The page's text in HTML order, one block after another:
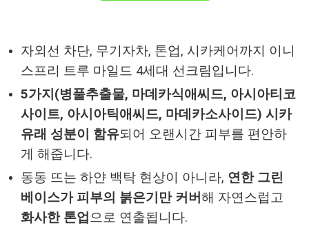
자외선 차단, 무기자차, 톤업, 시카케어까지 이니
스프리 트루 마일드 4세대 선크림입니다.
5가지(병풀추출물, 마데카식애씨드, 아시아티코
사이트, 아시아틱애씨드, 마데카소사이드) 시카
유래 성분이 함유되어 오랜시간 피부를 편안하
게 해줍니다.
동동 뜨는 하얀 백탁 현상이 아니라, 연한 그린
베이스가 피부의 붉은기만 커버해 자연스럽고
화사한 톤업 으로 연출됩니다.